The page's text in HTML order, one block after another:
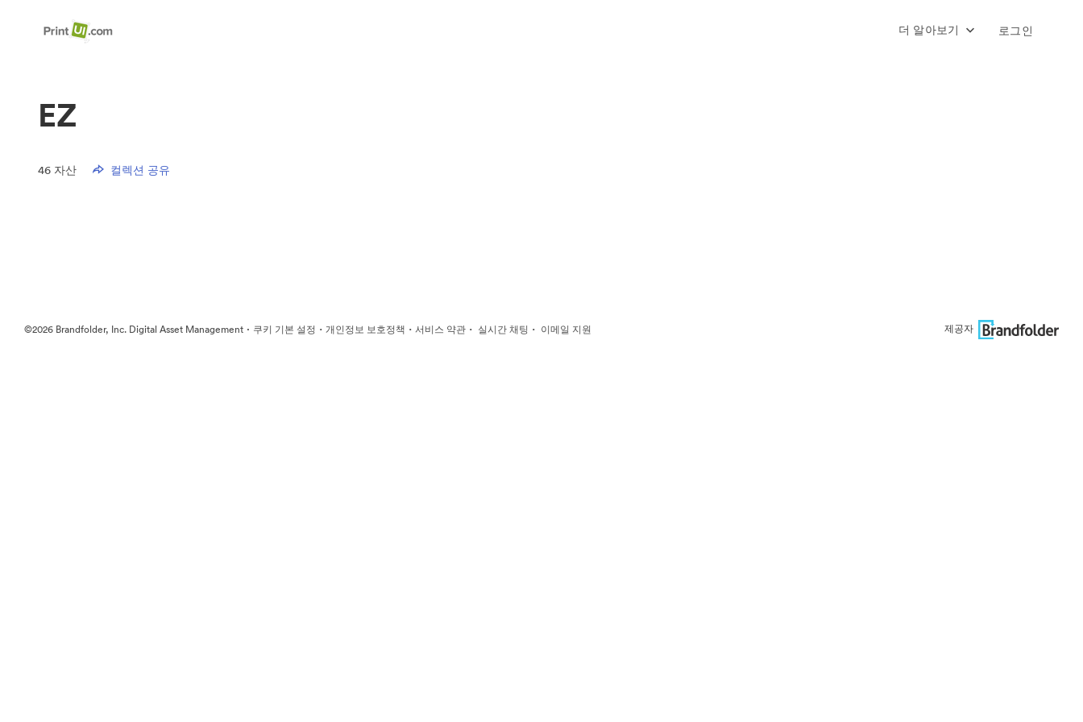
더 알아보기 로그인
EZ
46 자산 컬렉션 공유
©2026 Brandfolder, Inc. Digital Asset Management · 쿠키 기본 설정 · 개인정보 보호정책 · 서비스 약관 · 실시간 채팅 · 이메일 지원 제공자